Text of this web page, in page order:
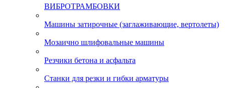
ВИБРОТРАМБОВКИ
Машины затирочные (заглаживающие, вертолеты)
Мозаично шлифовальные машины
Резчики бетона и асфальта
Станки для резки и гибки арматуры